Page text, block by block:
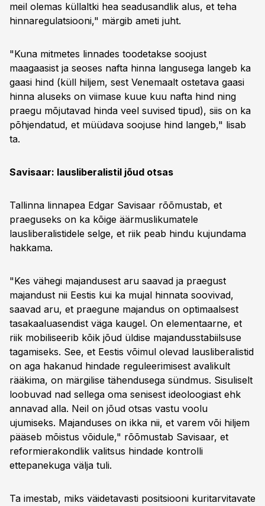
meil olemas küllaltki hea seadusandlik alus, et teha
hinnaregulatsiooni," märgib ameti juht.
"Kuna mitmetes linnades toodetakse soojust
maagaasist ja seoses nafta hinna langusega langeb ka
gaasi hind (küll hiljem, sest Venemaalt ostetava gaasi
hinna aluseks on viimase kuue kuu nafta hind ning
praegu mõjutavad hinda veel suvised tipud), siis on ka
põhjendatud, et müüdava soojuse hind langeb," lisab
ta.
Savisaar: lausliberalistil jõud otsas
Tallinna linnapea Edgar Savisaar rõõmustab, et
praeguseks on ka kõige äärmuslikumatele
lausliberalistidele selge, et riik peab hindu kujundama
hakkama.
"Kes vähegi majandusest aru saavad ja praegust
majandust nii Eestis kui ka mujal hinnata soovivad,
saavad aru, et praegune majandus on optimaalsest
tasakaaluasendist väga kaugel. On elementaarne, et
riik mobiliseerib kõik jõud üldise majandusstabiilsuse
tagamiseks. See, et Eestis võimul olevad lausliberalistid
on aga hakanud hindade reguleerimisest avalikult
rääkima, on märgilise tähendusega sündmus. Sisuliselt
loobuvad nad sellega oma senisest ideoloogiast ehk
annavad alla. Neil on jõud otsas vastu voolu
ujumiseks. Majanduses on ikka nii, et varem või hiljem
pääseb mõistus võidule," rõõmustab Savisaar, et
reformierakondlik valitsus hindade kontrolli
ettepanekuga välja tuli.
Ta imestab, miks väidetavasti positsiooni kuritarvitavate